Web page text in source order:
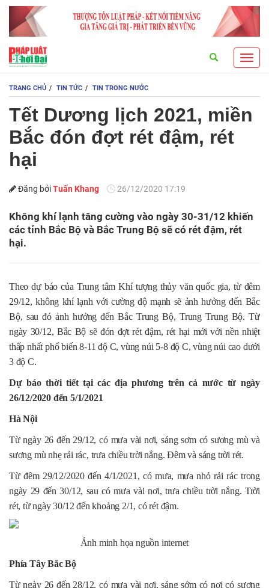
TRANG CHỦ TIN TỨC TIN TRONG NƯỚC
Tết Dương lịch 2021, miền
Bắc đón đợt rét đậm, rét
hại
Đăng bởiTuấn Khang 26/12/2020 17:19
Không khí lạnh tăng cường vào ngày 30-31/12 khiến
các tỉnh Bắc Bộ và Bắc Trung Bộ sẽ có rét đậm, rét
hại.
Theo dự báo của Trung tâm Khí tượng thủy văn quốc gia, từ đêm
29/12, không khí lạnh với cường độ mạnh sẽ ảnh hưởng đến Bắc
Bộ, sau đó ảnh hưởng đến Bắc Trung Bộ, Trung Trung Bộ. Từ
ngày 30/12, Bắc Bộ sẽ đón đợt rét đậm, rét hại mới với nền nhiệt
thấp nhất phổ biến 8-11 độ C, vùng núi 5-8 độ C, vùng núi cao dưới
3 độ C.
Dự báo thời tiết tại các địa phương trên cả nước từ ngày
26/12/2020 đến 5/1/2021
Hà Nội
Từ ngày 26 đến 29/12, có mưa vài nơi, sáng sơm có sương mù và
sương mù nhẹ rải rác, trưa chiều trời nắng. Đêm và sáng trời rét.
Từ đêm 29/12/2020 đến 4/1/2021, có mưa, mưa nhỏ rải rác trong
ngày 29 đến 30/12, sau có mưa vài nơi, trưa chiều trời nắng. Trời
rét, từ ngày 30/12 đến khoảng 2/1, có rét đậm.
Ảnh minh họa nguồn internet
Phía Tây Bắc Bộ
Từ ngày 26 đến 28/12, có mưa vài nơi, sáng sớm có nơi có sương